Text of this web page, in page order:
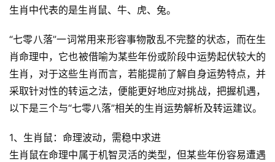
生肖中代表的是生肖鼠、牛、虎、兔。
“七零八落”一词常用来形容事物散乱不完整的状态，而在生
肖命理中，它也被借喻为某些年份或阶段中运势起伏较大的
生肖，对于这些生肖而言，若能提前了解自身运势特点，并
采取针对性的转运之法，便能更好地应对挑战，把握机遇，
1、生肖鼠：命理波动，需稳中求进
生肖鼠在命理中属于机智灵活的类型，但某些年份容易遭遇